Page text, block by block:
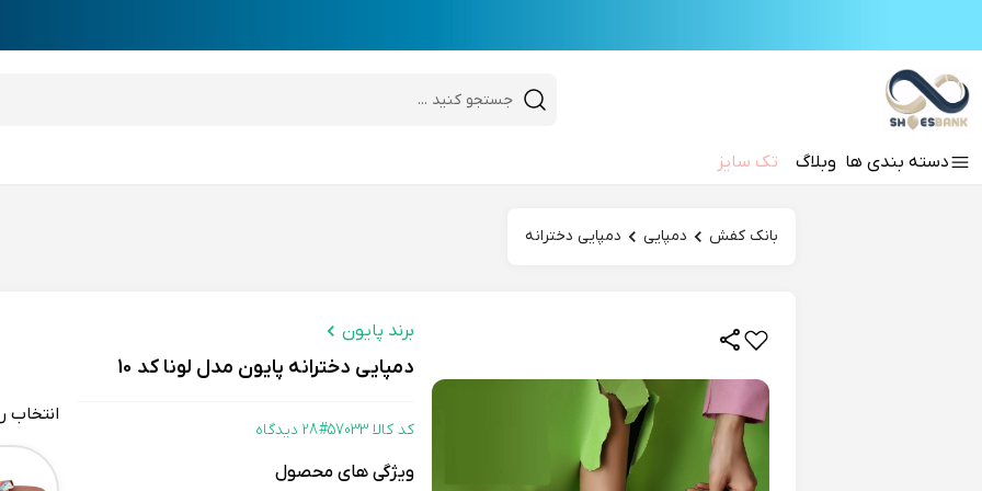
desktop header search
دسته‌ بندی‌ ها وبلاگ تک سایزHi there!
بانک کفش دمپایی دمپایی دخترانه
برند پایون
دمپایی دخترانه پایون مدل لونا کد 10
کد کالا 57033# 28 دیدگاه
ویژگی های محصول
انتخاب
Color